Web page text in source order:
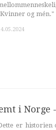
og mén."
i Norge
er historien